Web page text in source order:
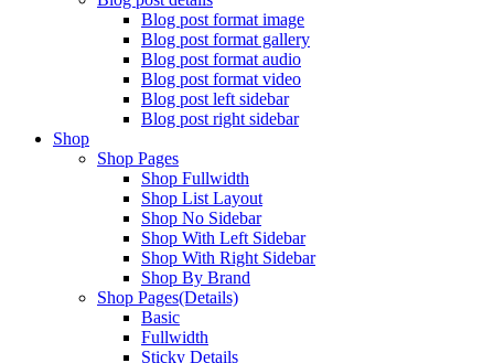
Blog post format image
Blog post format gallery
Blog post format audio
Blog post format video
Blog post left sidebar
Blog post right sidebar
Shop
Shop Pages
Shop Fullwidth
Shop List Layout
Shop No Sidebar
Shop With Left Sidebar
Shop With Right Sidebar
Shop By Brand
Shop Pages(Details)
Basic
Fullwidth
Sticky Details